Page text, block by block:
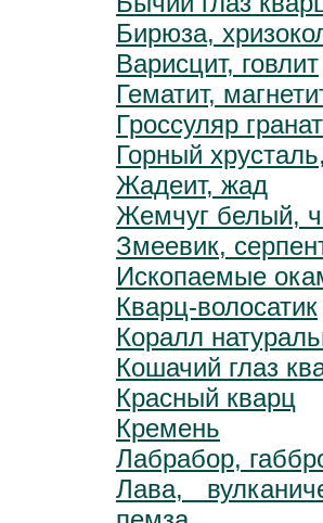
Бирюза,
Варисцит, говлит
Гематит,
Гроссуляр гранат
Горный
Жадеит, жад
Жемчуг белый,
Змеевик,
Ископаемые
Кварц-волосатик
Коралл
Кошачий глаз
Красный кварц
Кремень
Лабрабор,
Лава,